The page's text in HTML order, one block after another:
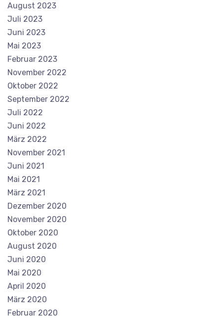
August 2023
Juli 2023
Juni 2023
Mai 2023
Februar 2023
November 2022
Oktober 2022
September 2022
Juli 2022
Juni 2022
März 2022
November 2021
Juni 2021
Mai 2021
März 2021
Dezember 2020
November 2020
Oktober 2020
August 2020
Juni 2020
Mai 2020
April 2020
März 2020
Februar 2020